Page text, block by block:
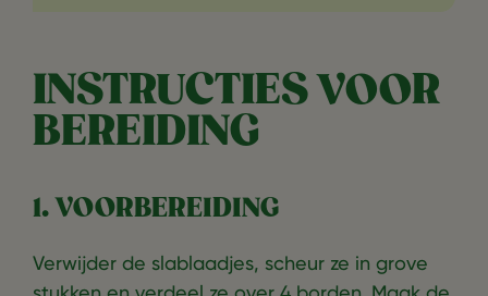
INSTRUCTIES VOOR
BEREIDING
1. VOORBEREIDING
Verwijder de slablaadjes, scheur ze in grove